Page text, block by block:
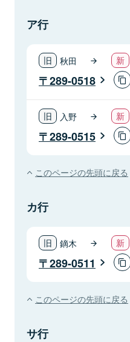
ア行
秋田
289-0518
入野
289-0515
このページの先頭に戻る
カ行
鏑木
289-0511
このページの先頭に戻る
サ行